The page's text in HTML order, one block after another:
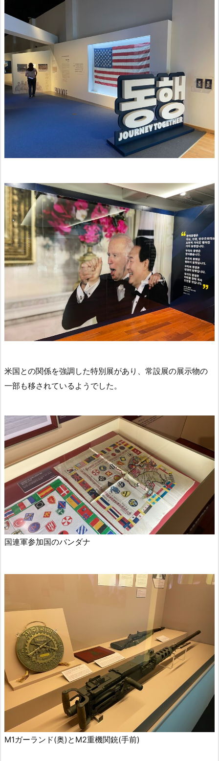
米国との関係を強調した特別展があり、常設展の展示物の
一部も移されているようでした。
国連軍参加国のバンダナ
M1ガーランド(奥)とM2重機関銃(手前)